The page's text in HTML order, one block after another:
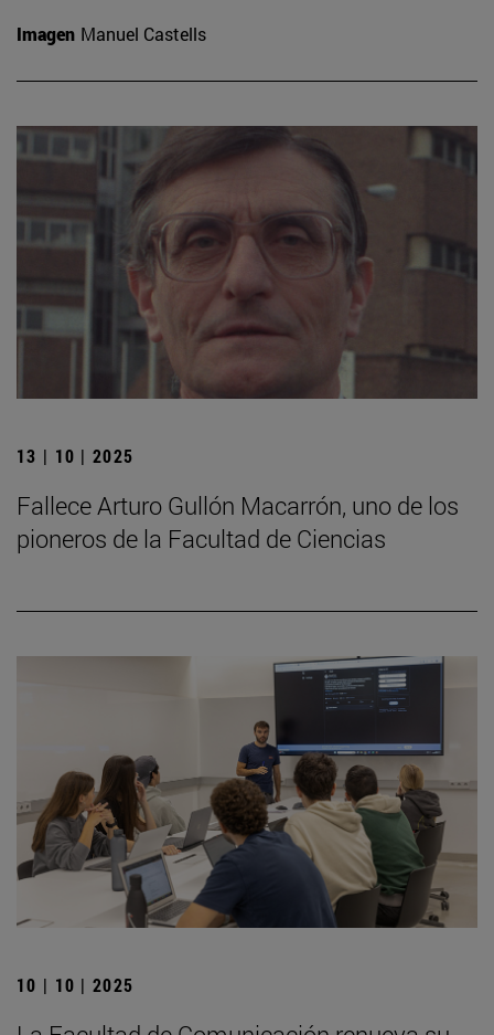
Imagen Manuel Castells
13 | 10 | 2025
Fallece Arturo Gullón Macarrón, uno de los
pioneros de la Facultad de Ciencias
10 | 10 | 2025